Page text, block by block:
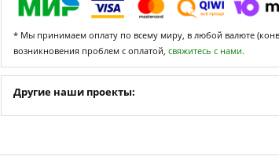
* Мы принимаем оплату по всему миру, в любой валюте
возникновения проблем с оплатой, свяжитесь с нами.
Другие наши проекты: